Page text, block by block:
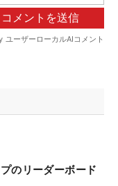
のリーダーボード